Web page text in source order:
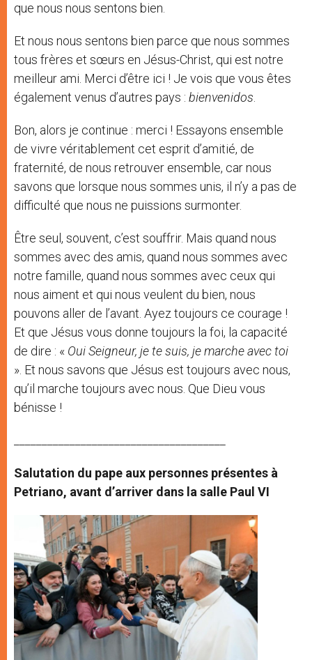
que nous nous sentons bien.
Et nous nous sentons bien parce que nous sommes
tous frères et sœurs en Jésus-Christ, qui est notre
meilleur ami. Merci d’être ici ! Je vois que vous êtes
également venus d’autres pays : bienvenidos.
Bon, alors je continue : merci ! Essayons ensemble
de vivre véritablement cet esprit d’amitié, de
fraternité, de nous retrouver ensemble, car nous
savons que lorsque nous sommes unis, il n’y a pas de
difficulté que nous ne puissions surmonter.
Être seul, souvent, c’est souffrir. Mais quand nous
sommes avec des amis, quand nous sommes avec
notre famille, quand nous sommes avec ceux qui
nous aiment et qui nous veulent du bien, nous
pouvons aller de l’avant. Ayez toujours ce courage !
Et que Jésus vous donne toujours la foi, la capacité
de dire : « Oui Seigneur, je te suis, je marche avec toi
». Et nous savons que Jésus est toujours avec nous,
qu’il marche toujours avec nous. Que Dieu vous
bénisse !
Salutation du pape aux personnes présentes à
Petriano, avant d’arriver dans la salle Paul VI